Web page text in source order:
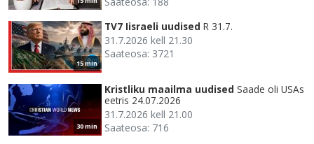
15 min
TV7 Iisraeli uudised R 31.7.
31.7.2026 kell 21.30
Saateosa: 3721
30 min
Kristliku maailma uudised Saade oli USAs
eetris 24.07.2026
31.7.2026 kell 21.00
Saateosa: 716